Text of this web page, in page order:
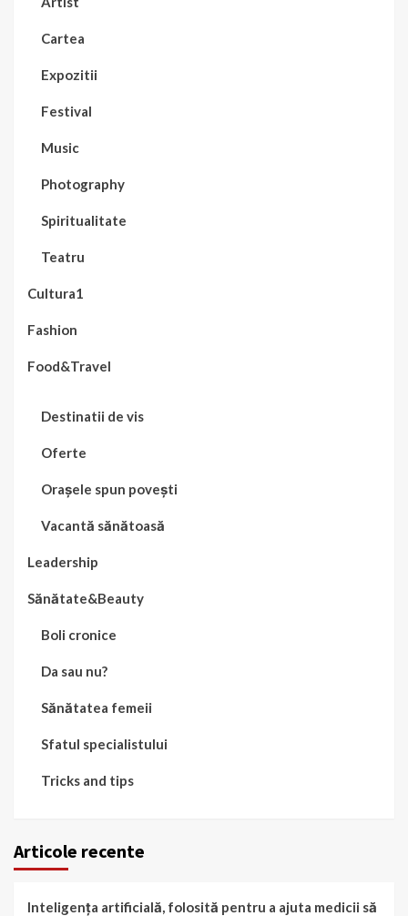
Cartea
Expozitii
Festival
Music
Photography
Spiritualitate
Teatru
Cultura1
Fashion
Food&Travel
Destinatii de vis
Oferte
Orașele spun povești
Vacantă sănătoasă
Leadership
Sănătate&Beauty
Boli cronice
Da sau nu?
Sănătatea femeii
Sfatul specialistului
Tricks and tips
Articole recente
Inteligența artificială, folosită pentru a ajuta medicii să